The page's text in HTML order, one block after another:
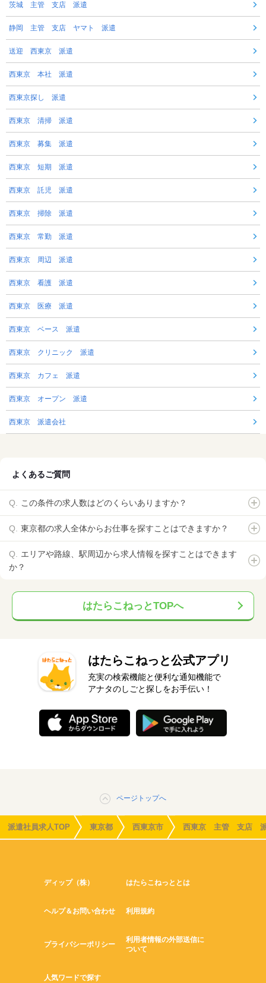
茨城 主管 支店 派遣
静岡 主管 支店 ヤマト 派遣
送迎 西東京 派遣
西東京 本社 派遣
西東京探し 派遣
西東京 清掃 派遣
西東京 募集 派遣
西東京 短期 派遣
西東京 託児 派遣
西東京 掃除 派遣
西東京 常勤 派遣
西東京 周辺 派遣
西東京 看護 派遣
西東京 医療 派遣
西東京 ベース 派遣
西東京 クリニック 派遣
西東京 カフェ 派遣
西東京 オープン 派遣
西東京 派遣会社
よくあるご質問
この条件の求人数はどのくらいありますか？
東京都の求人全体からお仕事を探すことはできますか？
エリアや路線、駅周辺から求人情報を探すことはできます
か？
はたらこねっとTOPへ
はたらこねっと公式アプリ
充実の検索機能と便利な通知機能で
アナタのしごと探しをお手伝い！
ページトップへ
派遣社員求人TOP 東京都 西東京市 西東京 主管 支店 派
ディップ（株） はたらこねっととは
ヘルプ＆お問い合わせ 利用規約
プライバシーポリシー
利用者情報の外部送信に
ついて
人気ワードで探す